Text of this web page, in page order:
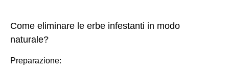
Come eliminare le erbe infestanti in modo
naturale?
Preparazione: